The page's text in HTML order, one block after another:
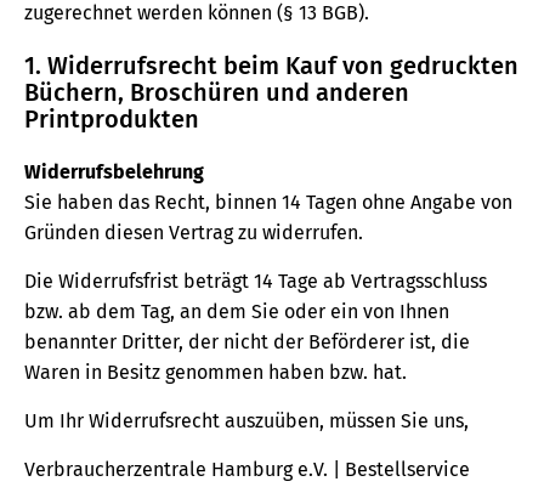
zugerechnet werden können (§ 13 BGB).
1. Widerrufsrecht beim Kauf von gedruckten
Büchern, Broschüren und anderen
Printprodukten
Widerrufsbelehrung
Sie haben das Recht, binnen 14 Tagen ohne Angabe von
Gründen diesen Vertrag zu widerrufen.
Die Widerrufsfrist beträgt 14 Tage ab Vertragsschluss
bzw. ab dem Tag, an dem Sie oder ein von Ihnen
benannter Dritter, der nicht der Beförderer ist, die
Waren in Besitz genommen haben bzw. hat.
Um Ihr Widerrufsrecht auszuüben, müssen Sie uns,
Verbraucherzentrale Hamburg e.V. | Bestellservice